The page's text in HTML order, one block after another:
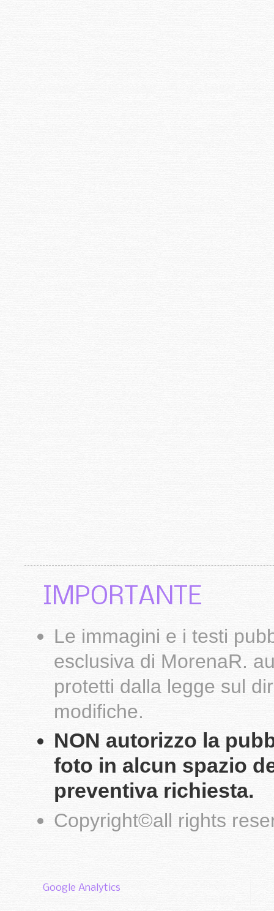
IMPORTANTE
Le immagini e i testi
esclusiva di MorenaR.
protetti dalla legge sul
modifiche.
NON autorizzo la
foto in alcun spazio
preventiva richiesta.
Copyright©all rights
Google Analytics